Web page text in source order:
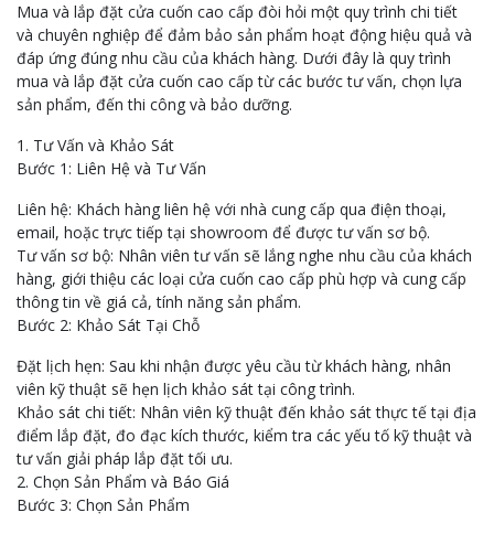
Mua và lắp đặt cửa cuốn cao cấp đòi hỏi một quy trình chi tiết
và chuyên nghiệp để đảm bảo sản phẩm hoạt động hiệu quả và
đáp ứng đúng nhu cầu của khách hàng. Dưới đây là quy trình
mua và lắp đặt cửa cuốn cao cấp từ các bước tư vấn, chọn lựa
sản phẩm, đến thi công và bảo dưỡng.
1. Tư Vấn và Khảo Sát
Bước 1: Liên Hệ và Tư Vấn
Liên hệ: Khách hàng liên hệ với nhà cung cấp qua điện thoại,
email, hoặc trực tiếp tại showroom để được tư vấn sơ bộ.
Tư vấn sơ bộ: Nhân viên tư vấn sẽ lắng nghe nhu cầu của khách
hàng, giới thiệu các loại cửa cuốn cao cấp phù hợp và cung cấp
thông tin về giá cả, tính năng sản phẩm.
Bước 2: Khảo Sát Tại Chỗ
Đặt lịch hẹn: Sau khi nhận được yêu cầu từ khách hàng, nhân
viên kỹ thuật sẽ hẹn lịch khảo sát tại công trình.
Khảo sát chi tiết: Nhân viên kỹ thuật đến khảo sát thực tế tại địa
điểm lắp đặt, đo đạc kích thước, kiểm tra các yếu tố kỹ thuật và
tư vấn giải pháp lắp đặt tối ưu.
2. Chọn Sản Phẩm và Báo Giá
Bước 3: Chọn Sản Phẩm